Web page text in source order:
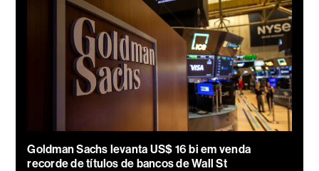
Goldman Sachs levanta US$ 16 bi em venda
recorde de títulos de bancos de Wall St